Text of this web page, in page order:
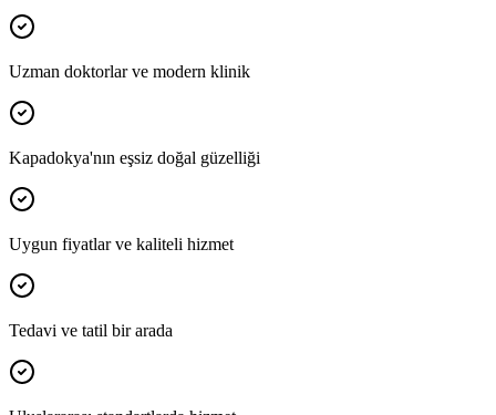
Uzman doktorlar ve modern klinik
Kapadokya'nın eşsiz doğal güzelliği
Uygun fiyatlar ve kaliteli hizmet
Tedavi ve tatil bir arada